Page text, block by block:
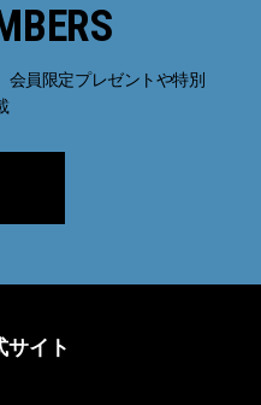
員限定プレゼントや特別
サイト